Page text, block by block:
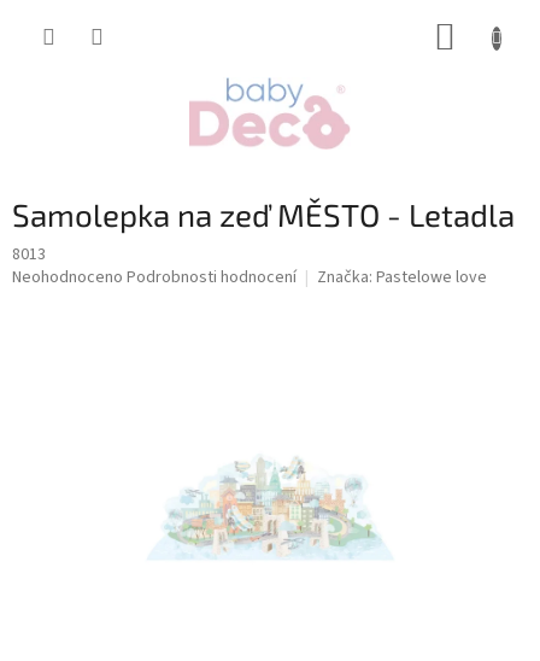
Samolepka na zeď MĚSTO - Letadla
8013
Průměrné
Neohodnoceno Podrobnosti hodnocení Značka: Pastelowe love